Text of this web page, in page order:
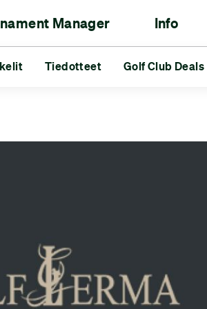
Tiedotteet Golf Club Deals Shop
Turnaukset Reds vs Blues
Manager
Golfareille
Info
Tiedotteet Golf Club Deals